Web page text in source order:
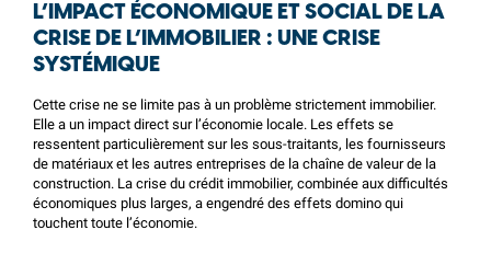
L’IMPACT ÉCONOMIQUE ET SOCIAL DE LA
CRISE DE L’IMMOBILIER : UNE CRISE
SYSTÉMIQUE
Cette crise ne se limite pas à un problème strictement immobilier.
Elle a un impact direct sur l’économie locale. Les effets se
ressentent particulièrement sur les sous-traitants, les fournisseurs
de matériaux et les autres entreprises de la chaîne de valeur de la
construction. La crise du crédit immobilier, combinée aux difficultés
économiques plus larges, a engendré des effets domino qui
touchent toute l’économie.